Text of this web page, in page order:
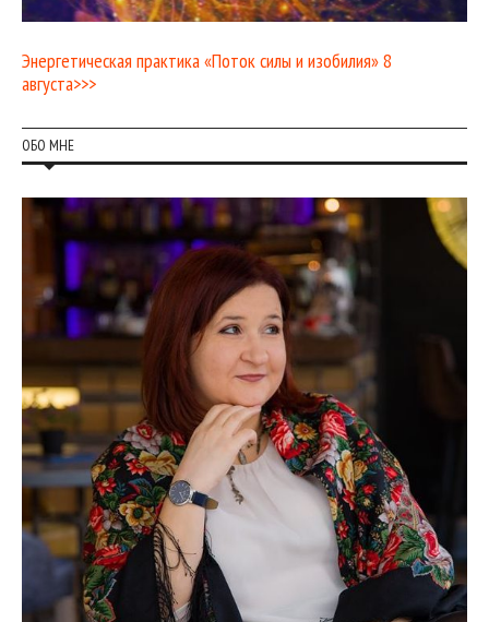
Энергетическая практика «Поток силы и изобилия» 8
августа>>>
ОБО МНЕ